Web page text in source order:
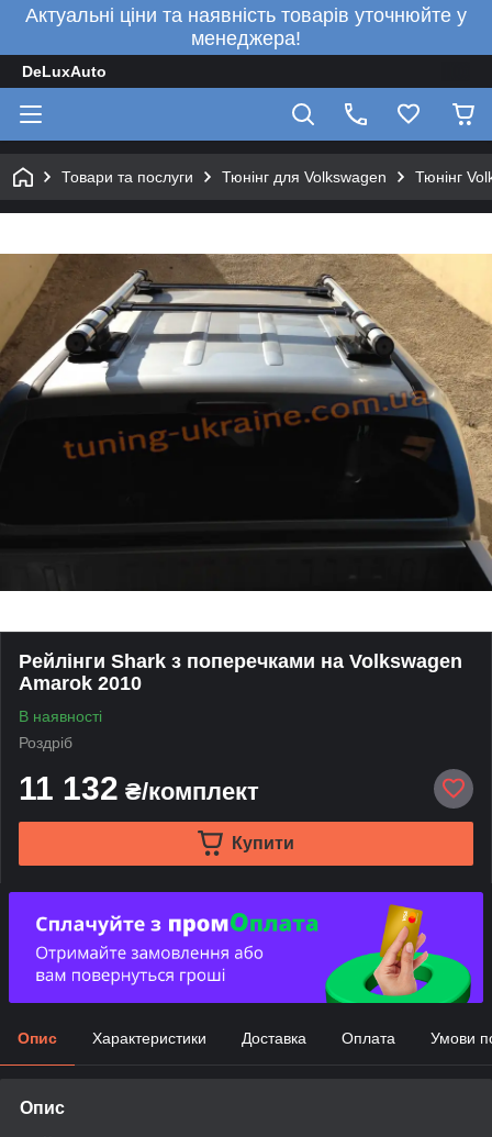
Актуальні ціни та наявність товарів уточнюйте у
менеджера!
DeLuxAuto
Товари та послуги Тюнінг для Volkswagen Тюнінг
Рейлінги Shark з поперечками на Volkswagen
Amarok 2010
В наявності
Роздріб
11 132 ₴/комплект
Купити
Опис Характеристики Доставка Оплата Умови
Опис